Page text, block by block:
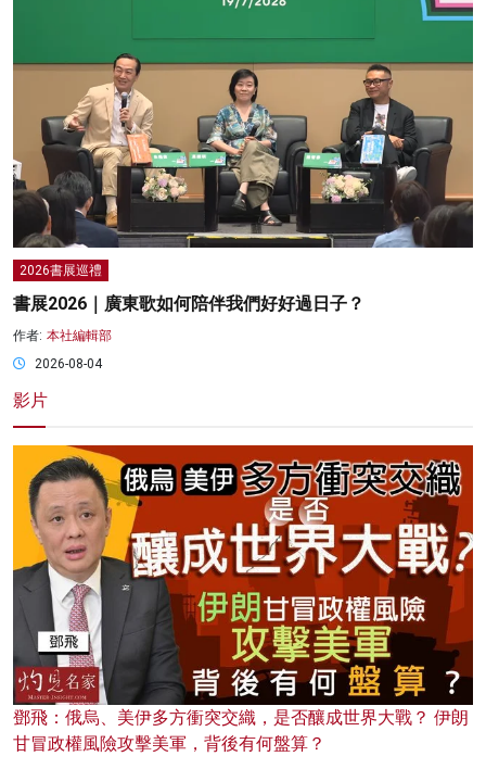
2026書展巡禮
書展2026｜廣東歌如何陪伴我們好好過日子？
作者: 本社編輯部
2026-08-04
影片
鄧飛：俄烏、美伊多方衝突交織，是否釀成世界大戰？ 伊朗
甘冒政權風險攻擊美軍，背後有何盤算？